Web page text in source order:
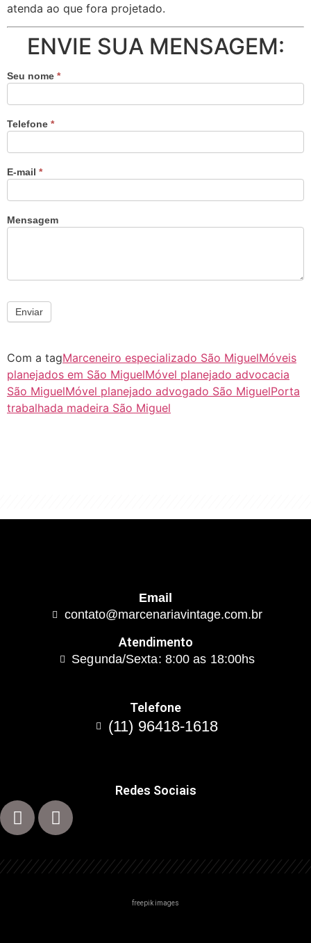
atenda ao que fora projetado.
ENVIE SUA MENSAGEM:
Seu nome *
Telefone *
E-mail *
Mensagem
Enviar
Com a tagMarceneiro especializado São MiguelMóveis
planejados em São MiguelMóvel planejado advocacia
São MiguelMóvel planejado advogado São MiguelPorta
trabalhada madeira São Miguel
Email
contato@marcenariavintage.com.br
Atendimento
Segunda/Sexta: 8:00 as 18:00hs
Telefone
(11) 96418-1618
Redes Sociais
freepik images